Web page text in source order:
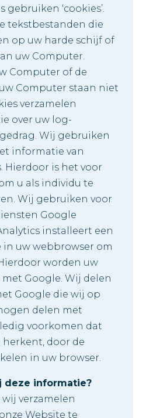
gebruiken ‘cookies’.
tekstbestanden die
op uw harde schijf of
uw Computer.
Computer of de
Computer staan niet
verzamelen
over uw log-
Wij gebruiken
informatie van
Hierdoor is het voor
u als individu te
Wij gebruiken voor
Google
installeert een
uw webbrowser om
worden uw
Google. Wij delen
Google die wij op
delen met
voorkomen dat
herkent, door de
in uw browser.
deze informatie?
verzamelen
Website te